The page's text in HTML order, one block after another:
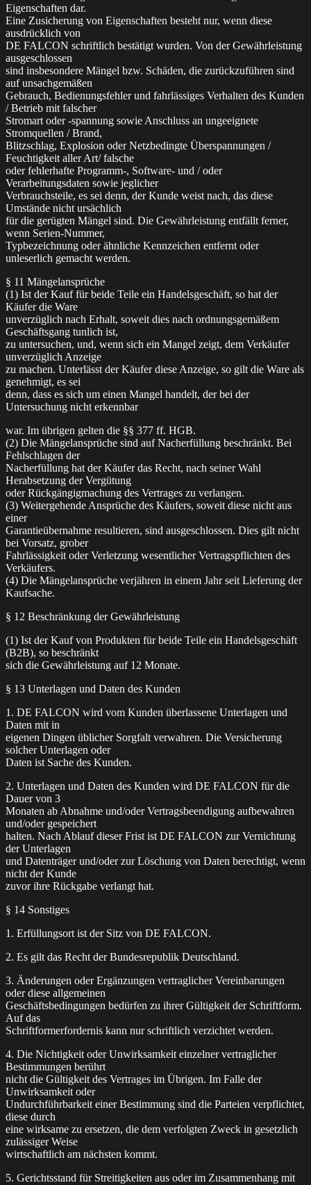
Eigenschaften dar.
Eine Zusicherung von Eigenschaften besteht nur, wenn diese
ausdrücklich von
DE FALCON schriftlich bestätigt wurden. Von der Gewährleistung
ausgeschlossen
sind insbesondere Mängel bzw. Schäden, die zurückzuführen sind
auf unsachgemäßen
Gebrauch, Bedienungsfehler und fahrlässiges Verhalten des Kunden
/ Betrieb mit falscher
Stromart oder -spannung sowie Anschluss an ungeeignete
Stromquellen / Brand,
Blitzschlag, Explosion oder Netzbedingte Überspannungen /
Feuchtigkeit aller Art/ falsche
oder fehlerhafte Programm-, Software- und / oder
Verarbeitungsdaten sowie jeglicher
Verbrauchsteile, es sei denn, der Kunde weist nach, das diese
Umstände nicht ursächlich
für die gerügten Mängel sind. Die Gewährleistung entfällt ferner,
wenn Serien-Nummer,
Typbezeichnung oder ähnliche Kennzeichen entfernt oder
unleserlich gemacht werden.
§ 11 Mängelansprüche
(1) Ist der Kauf für beide Teile ein Handelsgeschäft, so hat der
Käufer die Ware
unverzüglich nach Erhalt, soweit dies nach ordnungsgemäßem
Geschäftsgang tunlich ist,
zu untersuchen, und, wenn sich ein Mangel zeigt, dem Verkäufer
unverzüglich Anzeige
zu machen. Unterlässt der Käufer diese Anzeige, so gilt die Ware als
genehmigt, es sei
denn, dass es sich um einen Mangel handelt, der bei der
Untersuchung nicht erkennbar
war. Im übrigen gelten die §§ 377 ff. HGB.
(2) Die Mängelansprüche sind auf Nacherfüllung beschränkt. Bei
Fehlschlagen der
Nacherfüllung hat der Käufer das Recht, nach seiner Wahl
Herabsetzung der Vergütung
oder Rückgängigmachung des Vertrages zu verlangen.
(3) Weitergehende Ansprüche des Käufers, soweit diese nicht aus
einer
Garantieübernahme resultieren, sind ausgeschlossen. Dies gilt nicht
bei Vorsatz, grober
Fahrlässigkeit oder Verletzung wesentlicher Vertragspflichten des
Verkäufers.
(4) Die Mängelansprüche verjähren in einem Jahr seit Lieferung der
Kaufsache.
§ 12 Beschränkung der Gewährleistung
(1) Ist der Kauf von Produkten für beide Teile ein Handelsgeschäft
(B2B), so beschränkt
sich die Gewährleistung auf 12 Monate.
§ 13 Unterlagen und Daten des Kunden
1. DE FALCON wird vom Kunden überlassene Unterlagen und
Daten mit in
eigenen Dingen üblicher Sorgfalt verwahren. Die Versicherung
solcher Unterlagen oder
Daten ist Sache des Kunden.
2. Unterlagen und Daten des Kunden wird DE FALCON für die
Dauer von 3
Monaten ab Abnahme und/oder Vertragsbeendigung aufbewahren
und/oder gespeichert
halten. Nach Ablauf dieser Frist ist DE FALCON zur Vernichtung
der Unterlagen
und Datenträger und/oder zur Löschung von Daten berechtigt, wenn
nicht der Kunde
zuvor ihre Rückgabe verlangt hat.
§ 14 Sonstiges
1. Erfüllungsort ist der Sitz von DE FALCON.
2. Es gilt das Recht der Bundesrepublik Deutschland.
3. Änderungen oder Ergänzungen vertraglicher Vereinbarungen
oder diese allgemeinen
Geschäftsbedingungen bedürfen zu ihrer Gültigkeit der Schriftform.
Auf das
Schriftformerfordernis kann nur schriftlich verzichtet werden.
4. Die Nichtigkeit oder Unwirksamkeit einzelner vertraglicher
Bestimmungen berührt
nicht die Gültigkeit des Vertrages im Übrigen. Im Falle der
Unwirksamkeit oder
Undurchführbarkeit einer Bestimmung sind die Parteien verpflichtet,
diese durch
eine wirksame zu ersetzen, die dem verfolgten Zweck in gesetzlich
zulässiger Weise
wirtschaftlich am nächsten kommt.
5. Gerichtsstand für Streitigkeiten aus oder im Zusammenhang mit